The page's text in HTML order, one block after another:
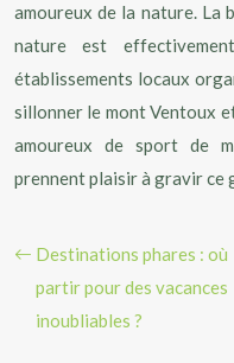
amoureux de la nature. La
nature est
établissements locaux
sillonner le mont Ventoux
amoureux de sport de
prennent plaisir à gravir ce
Destinations phares : où
partir pour des vacances
inoubliables ?